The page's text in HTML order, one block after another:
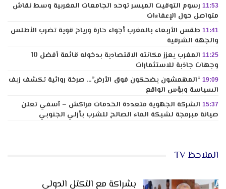
11:53 رسوم التوقيت الميسر توحد الجامعات المغربية وسط نقاش
متواصل حول الإعفاءات
11:41 طقس الأربعاء بالمغرب أجواء حارة ورياح قوية تضرب الأطلس
والجهة الشرقية
11:25
المغرب يعزز مكانته الاقتصادية بدخوله قائمة أفضل 10
وجهات جاذبة للاستثمارات
19:09 “المهمشون يضحكون فوق الأرض”… صرخة روائية تكشف زيف
السياسة وبؤس الواقع
15:37 الشركة الجهوية متعددة الخدمات مراكش – آسفي تعلن
صيانة مبرمجة لشبكة الماء الصالح للشرب بأزلي الجنوبي
الملاحظ TV
بشراكة مع التكتل الدولي